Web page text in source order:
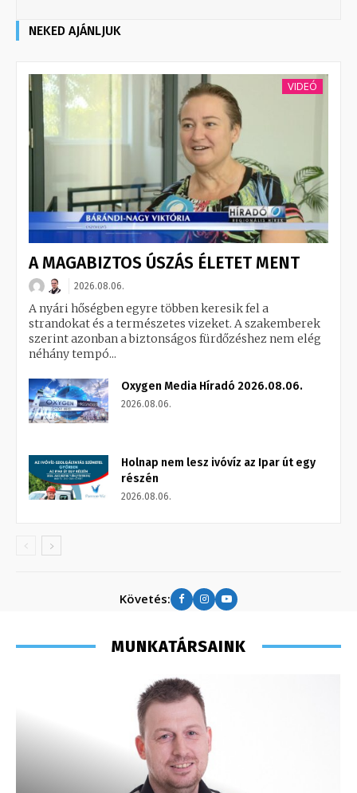
NEKED AJÁNLJUK
VIDEÓ
A MAGABIZTOS ÚSZÁS ÉLETET MENT
2026.08.06.
A nyári hőségben egyre többen keresik fel a
strandokat és a természetes vizeket. A szakemberek
szerint azonban a biztonságos fürdőzéshez nem elég
néhány tempó...
Oxygen Media Híradó 2026.08.06.
2026.08.06.
Holnap nem lesz ivóvíz az Ipar út egy
részén
2026.08.06.
Követés:
MUNKATÁRSAINK